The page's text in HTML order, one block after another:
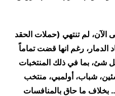
لم تنتهي (حملات الحقد
الدمار، رغم انها قضت تماماً
شئ، بما في ذلك المنتخبات
شباب، أولمبي، منتخب
بخلاف ما حاق بالمنافسات